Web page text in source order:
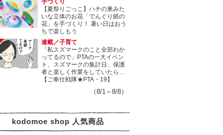
手づくり
【夏祭りごっこ】ハチの巣みた
いな立体のお花「でんぐり紙の
花」を手づくり！ 暑い日はおう
ちで楽しもう
連載／子育て
「私スズマークのこと全部わか
ってるので」PTAの一大イベン
ト、スズマークの集計日、保護
者と楽しく作業をしていたら…
【ご奉仕戦隊★PTA・19】
（8/1～8/8）
kodomoe shop 人気商品